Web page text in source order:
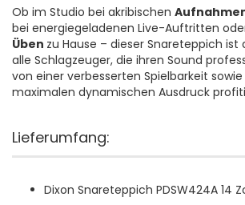
Ob im Studio bei akribischen
bei energiegeladenen Live-Auftritten
Üben zu Hause – dieser Snareteppich ist
alle Schlagzeuger, die ihren Sound
von einer verbesserten Spielbarkeit
maximalen dynamischen Ausdruck
Lieferumfang:
Dixon Snareteppich PDSW424A 14